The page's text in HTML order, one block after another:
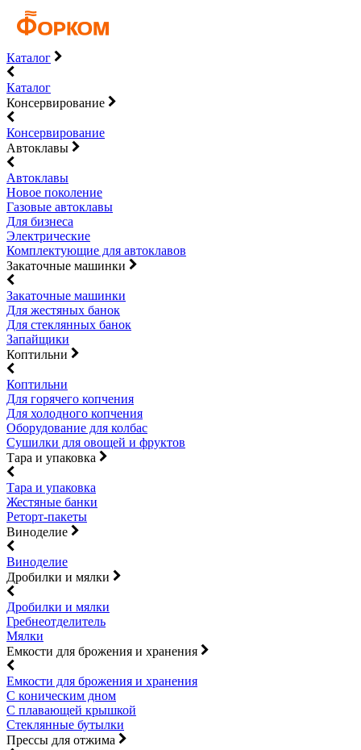
Каталог
Каталог
Консервирование
Консервирование
Автоклавы
Автоклавы
Новое поколение
Газовые автоклавы
Для бизнеса
Электрические
Комплектующие для автоклавов
Закаточные машинки
Закаточные машинки
Для жестяных банок
Для стеклянных банок
Запайщики
Коптильни
Коптильни
Для горячего копчения
Для холодного копчения
Оборудование для колбас
Сушилки для овощей и фруктов
Тара и упаковка
Тара и упаковка
Жестяные банки
Реторт-пакеты
Виноделие
Виноделие
Дробилки и мялки
Дробилки и мялки
Гребнеотделитель
Мялки
Емкости для брожения и хранения
Емкости для брожения и хранения
С коническим дном
С плавающей крышкой
Стеклянные бутылки
Прессы для отжима